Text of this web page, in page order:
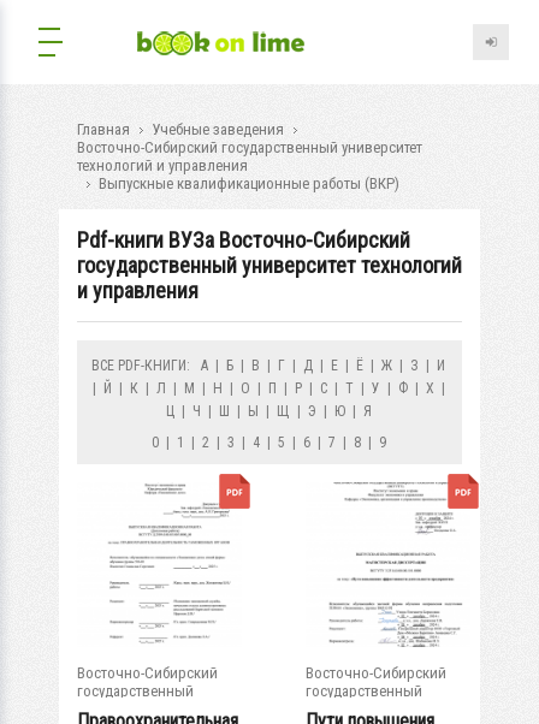
Главная
Учебные заведения
Восточно-Сибирский государственный университет
технологий и управления
Выпускные квалификационные работы (ВКР)
Pdf-книги ВУЗа Восточно-Сибирский
государственный университет технологий
и управления
ВСЕ PDF-КНИГИ: А Б В Г Д Е Ё Ж З
И
Й К Л М Н О П Р С Т У Ф Х
Ц
Ч Ш Ы Щ Э Ю
Я
0
1 2 3 4 5 6 7 8 9
Восточно-Сибирский
государственный
университет...
Восточно-Сибирский
государственный
университет...